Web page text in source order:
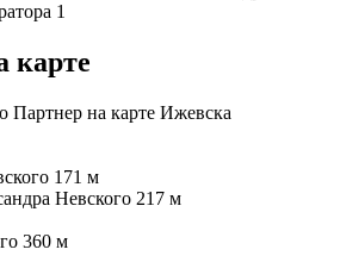
1
Партнер на карте Ижевска
171 м
Невского 217 м
360 м